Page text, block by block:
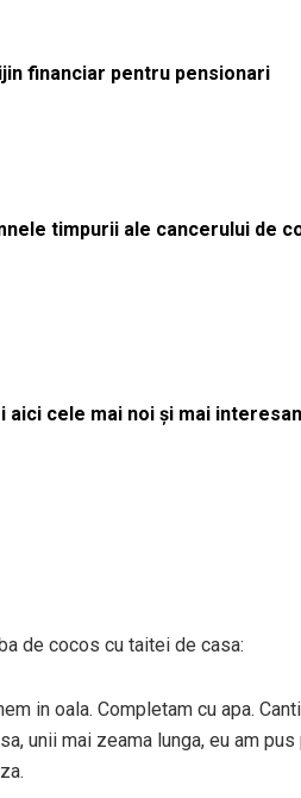
financiar pentru pensionari
timpurii ale cancerului de
aici cele mai noi și mai
de cocos cu taitei de casa:
in oala. Completam cu apa.
unii mai zeama lunga, eu am